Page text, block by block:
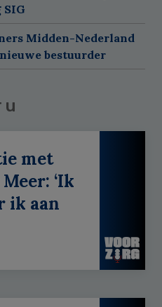
Midden-Nederland
bestuurder
u
met
‘Ik
ik aan